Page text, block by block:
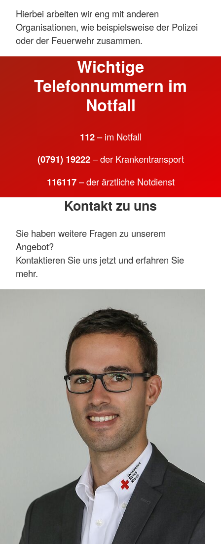
Hierbei arbeiten wir eng mit anderen
Organisationen, wie beispielsweise der Polizei
oder der Feuerwehr zusammen.
Wichtige
Telefonnummern im
Notfall
112– im Notfall
(0791) 19222– der Krankentransport
116117– der ärztliche Notdienst
Kontakt zu uns
Sie haben weitere Fragen zu unserem
Angebot?
Kontaktieren Sie uns jetzt und erfahren Sie
mehr.